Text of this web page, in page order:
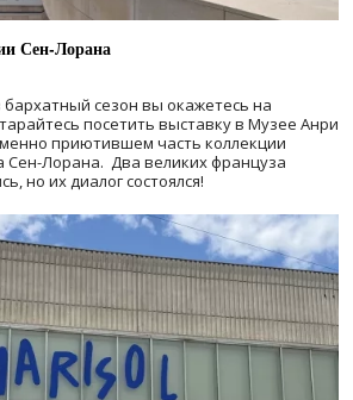
Сен-Лорана
бархатный сезон вы окажетесь на
посетить выставку в Музее Анри
приютившем часть коллекции
Сен-Лорана. Два великих француза
но их диалог состоялся!